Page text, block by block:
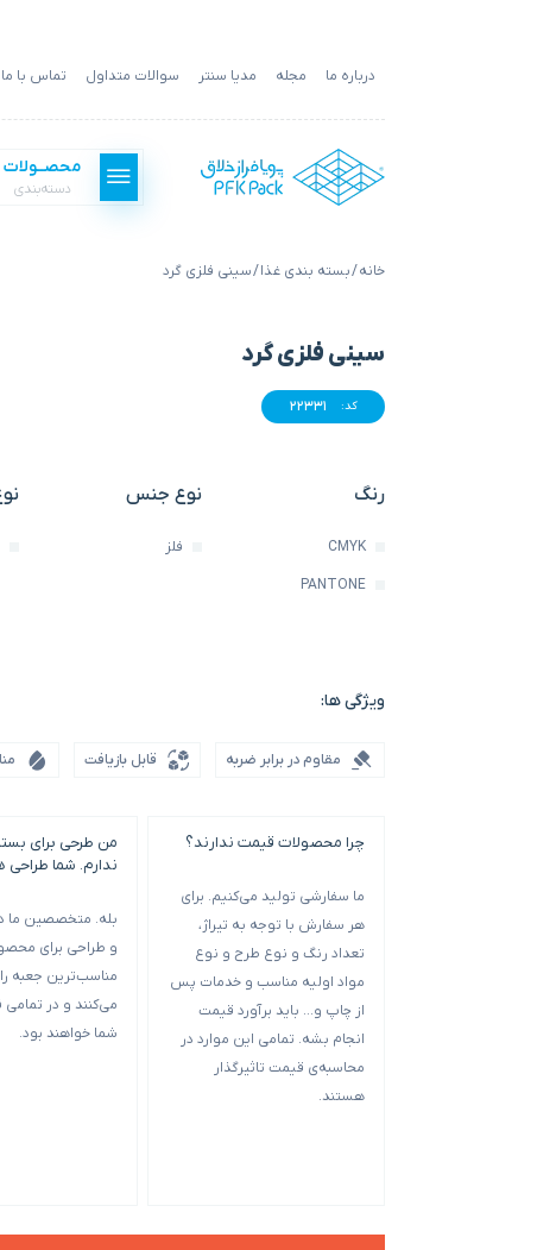
درباره ما مجله مدیا سنتر سوالات متداول تماس با ما
محصــولات
دسته‌بندی
بسته بندی فست فود
بسته بندی غذا
خانه/بسته بندی غذا/ سینی فلزی گرد
سینی فلزی گرد
کد: 22331
رنگ
CMYK
PANTONE
نوع جنس
فلز
ویژگی ها:
مقاوم در برابر ضربه قابل بازیافت
چرا محصولات قیمت ندارند؟
ما سفارشی تولید می‌کنیم. برای
هر سفارش با توجه به تیراژ،
تعداد رنگ و نوع طرح و نوع
مواد اولیه مناسب و خدمات پس
از چاپ و… باید برآورد قیمت
انجام بشه. تمامی این موارد در
محاسبه‌ی قیمت تاثیرگذار
هستند.
من طرحی برای
ندارم. شما
بله. متخصصین ما
و طراحی برای
مناسب‌ترین جعبه
می‌کنند و در تمامی
شما خواهند بود.